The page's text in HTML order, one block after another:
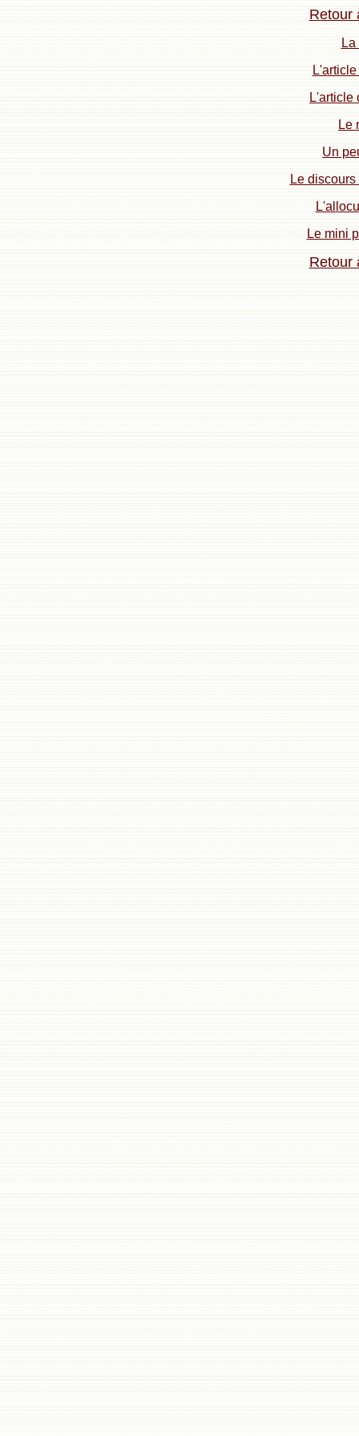
Retour
L'article
Le
Un
Le
Le mini
Retour